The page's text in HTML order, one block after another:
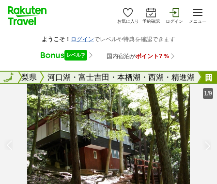
お気に入り 予約確認 ログイン メニュー
全国 山梨県 河口湖・富士吉田・本栖湖・西湖・精進湖
全国
1/9